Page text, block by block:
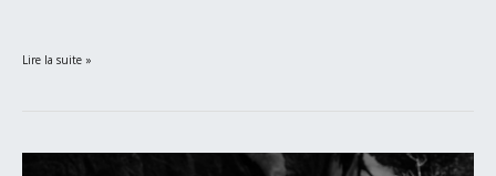
Lire la suite »